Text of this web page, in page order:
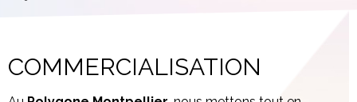
COMMERCIALISATION